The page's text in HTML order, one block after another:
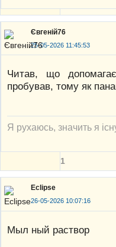
Євгеній76
25-05-2026 11:45:53
Читав, що
пробував, тому як
Я рухаюсь, значить я
1
Eclipse
26-05-2026 10:07:16
Мыл ный раствор